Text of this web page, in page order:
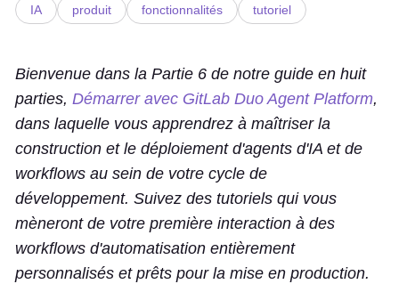
IA produit fonctionnalités tutoriel
Bienvenue dans la Partie 6 de notre guide en huit
parties, Démarrer avec GitLab Duo Agent Platform,
dans laquelle vous apprendrez à maîtriser la
construction et le déploiement d'agents d'IA et de
workflows au sein de votre cycle de
développement. Suivez des tutoriels qui vous
mèneront de votre première interaction à des
workflows d'automatisation entièrement
personnalisés et prêts pour la mise en production.